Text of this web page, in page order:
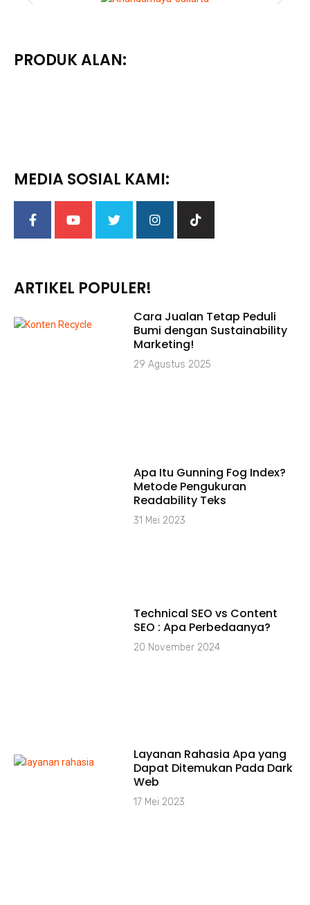
PRODUK ALAN:
MEDIA SOSIAL KAMI:
ARTIKEL POPULER!
Cara Jualan Tetap Peduli
Bumi dengan Sustainability
Marketing!
29 Agustus 2025
Apa Itu Gunning Fog Index?
Metode Pengukuran
Readability Teks
31 Mei 2023
Technical SEO vs Content
SEO : Apa Perbedaanya?
20 November 2024
Layanan Rahasia Apa yang
Dapat Ditemukan Pada Dark
Web
17 Mei 2023